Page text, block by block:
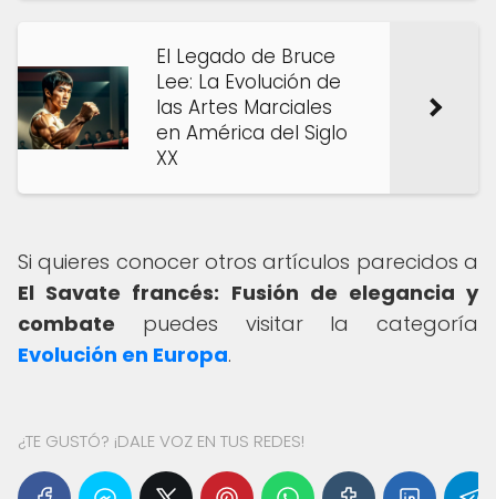
El Legado de Bruce
Lee: La Evolución de
las Artes Marciales
en América del Siglo
XX
Si quieres conocer otros artículos parecidos a
El Savate francés: Fusión de elegancia y
combate puedes visitar la categoría
Evolución en Europa.
¿TE GUSTÓ? ¡DALE VOZ EN TUS REDES!